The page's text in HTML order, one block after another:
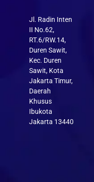
Jl. Radin Inten
II No.62,
RT.6/RW.14,
Duren Sawit,
Kec. Duren
Sawit, Kota
Jakarta Timur,
Daerah
Khusus
Ibukota
Jakarta 13440